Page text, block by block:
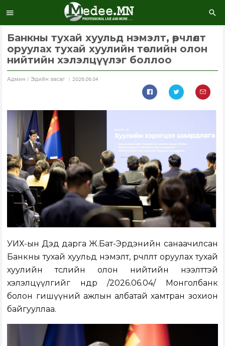
Банкны тухай хуульд нэмэлт, өөрчлөлт
оруулах тухай хуулийн төслийн олон
нийтийн хэлэлцүүлэг боллоо
Aдмин / Эдийн засаг 2026.06.04
УИХ-ын Дэд дарга Ж.Бат-Эрдэнийн санаачилсан
Банкны тухай хуульд нэмэлт, өөрчлөлт оруулах тухай
хуулийн төслийн олон нийтийн нээлттэй
хэлэлцүүлгийг өнөөдөр /2026.06.04/ Монголбанк
болон гишүүний ажлын албатай хамтран зохион
байгууллаа.